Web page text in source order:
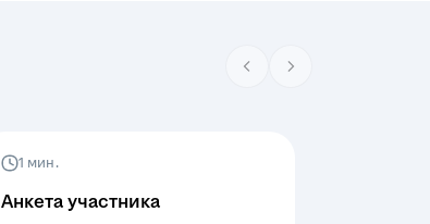
1 мин.
Анкета участника